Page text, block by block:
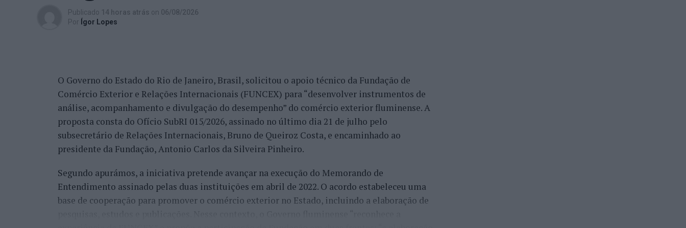
trabalho de divulgação e de ação”, descreveu este consultor, que acrescentou que esse
reconhecimento se reflete igualmente na confiança demonstrada por clientes nacionais e
venda do imóvel deles, para comprar um imóvel, para um desenvolvimento turístico”,
revelou.
A procura internacional e a transformação da habitação impulsionam o
“crescimento da região”
Além da procura nacional, António Carlos frisa que o mercado imobiliário da Beira Interior
está também a captar investidores estrangeiros, “nomeadamente do Brasil, França, Israel e
espanhóis”.
Publicado 14 horas atrás on 06/08/2026
Por Ígor Lopes
O Governo do Estado do Rio de Janeiro, Brasil, solicitou o apoio técnico da Fundação de
Comércio Exterior e Relações Internacionais (FUNCEX) para “desenvolver instrumentos de
análise, acompanhamento e divulgação do desempenho” do comércio exterior fluminense. A
proposta consta do Ofício SubRI 015/2026, assinado no último dia 21 de julho pelo
subsecretário de Relações Internacionais, Bruno de Queiroz Costa, e encaminhado ao
presidente da Fundação, Antonio Carlos da Silveira Pinheiro.
Segundo apurámos, a iniciativa pretende avançar na execução do Memorando de
Entendimento assinado pelas duas instituições em abril de 2022. O acordo estabeleceu uma
base de cooperação para promover o comércio exterior no Estado, incluindo a elaboração de